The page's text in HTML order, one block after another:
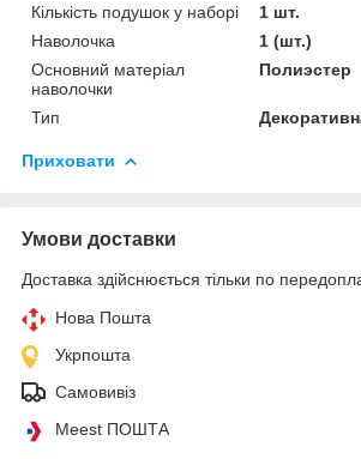
Кількість подушок у наборі
1 шт.
Наволочка
1 (шт.)
Основний матеріал
наволочки
Полиэстер
Тип
Приховати
Умови доставки
Доставка здійснюється тільки по
Нова Пошта
Укрпошта
Самовивіз
Meest ПОШТА